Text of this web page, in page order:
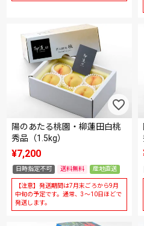
陽のあたる桃園・柳蓮田白桃
秀品（1.5kg）
¥7,200
日時指定不可 送料無料 産地直送
【注意】発送期間は7月末ごろから9月
中旬の予定です。通常、3～10日ほどで
発送します。